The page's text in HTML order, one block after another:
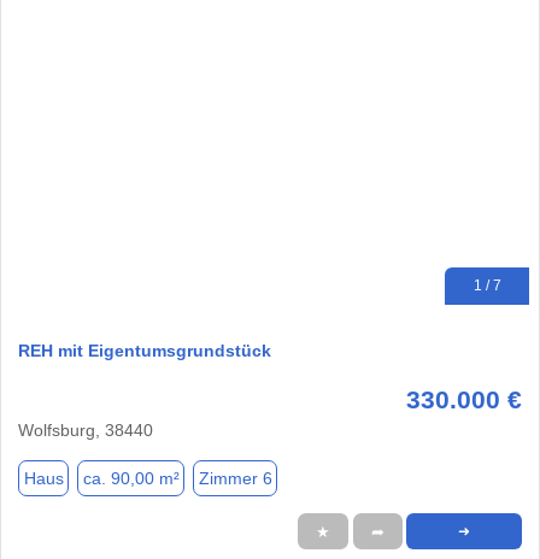
1 / 7
REH mit Eigentumsgrundstück
330.000 €
Wolfsburg, 38440
Haus ca. 90,00 m² Zimmer 6
★ ➦ ➜